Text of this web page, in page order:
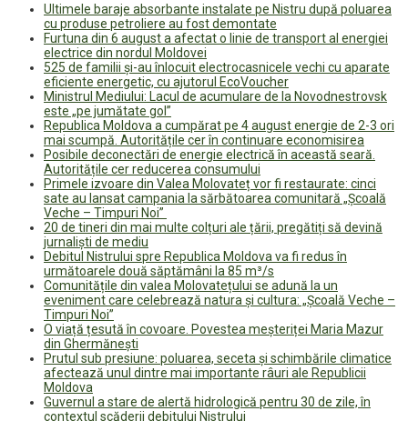
Ultimele baraje absorbante instalate pe Nistru după poluarea
cu produse petroliere au fost demontate
Furtuna din 6 august a afectat o linie de transport al energiei
electrice din nordul Moldovei
525 de familii și-au înlocuit electrocasnicele vechi cu aparate
eficiente energetic, cu ajutorul EcoVoucher
Ministrul Mediului: Lacul de acumulare de la Novodnestrovsk
este „pe jumătate gol”
Republica Moldova a cumpărat pe 4 august energie de 2-3 ori
mai scumpă. Autoritățile cer în continuare economisirea
Posibile deconectări de energie electrică în această seară.
Autoritățile cer reducerea consumului
Primele izvoare din Valea Molovateț vor fi restaurate: cinci
sate au lansat campania la sărbătoarea comunitară „Școală
Veche – Timpuri Noi”
20 de tineri din mai multe colțuri ale țării, pregătiți să devină
jurnaliști de mediu
Debitul Nistrului spre Republica Moldova va fi redus în
următoarele două săptămâni la 85 m³/s
Comunitățile din valea Molovatețului se adună la un
eveniment care celebrează natura și cultura: „Școală Veche –
Timpuri Noi”
O viață țesută în covoare. Povestea meșteriței Maria Mazur
din Ghermănești
Prutul sub presiune: poluarea, seceta și schimbările climatice
afectează unul dintre mai importante râuri ale Republicii
Moldova
Guvernul a stare de alertă hidrologică pentru 30 de zile, în
contextul scăderii debitului Nistrului